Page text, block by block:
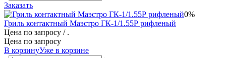
Заказать
0%
Гриль контактный Маэстро ГК-1/1.55Р рифленый
Цена по запросу / .
Цена по запросу
В корзинуУже в корзине